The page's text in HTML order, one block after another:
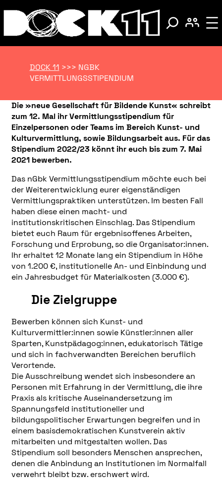
DOCK 11 >>> NGBK
VERMITTLUNGSSTIPENDIUM
Die »neue Gesellschaft für Bildende Kunst« schreibt
zum 12. Mal ihr Vermittlungsstipendium für
Einzelpersonen oder Teams im Bereich Kunst- und
Kulturvermittlung, sowie Bildungsarbeit aus. Für das
Stipendium 2022/23 könnt ihr euch bis zum 7. Mai
2021 bewerben.
Das nGbk Vermittlungsstipendium möchte euch bei
der Weiterentwicklung eurer eigenständigen
Vermittlungspraktiken unterstützen. Im besten Fall
haben diese einen macht- und
institutionskritischen Einschlag. Das Stipendium
bietet euch Raum für ergebnisoffenes Arbeiten,
Forschung und Erprobung, so die Organisator:innen.
Ihr erhaltet 12 Monate lang ein Stipendium in Höhe
von 1.200 €, institutionelle An- und Einbindung und
ein Jahresbudget für Materialkosten (3.000 €).
Die Zielgruppe
Bewerben können sich Kunst- und
Kulturvermittler:innen sowie Künstler:innen aller
Sparten, Kunstpädagog:innen, edukatorisch Tätige
und sich in fachverwandten Bereichen beruflich
Verortende.
Die Ausschreibung wendet sich insbesondere an
Personen mit Erfahrung in der Vermittlung, die ihre
Praxis als kritische Auseinandersetzung im
Spannungsfeld institutioneller und
bildungspolitischer Erwartungen begreifen und in
einem basisdemokratischen Kunstverein aktiv
mitarbeiten und mitgestalten wollen. Das
Stipendium soll besonders Menschen ansprechen,
denen die Anbindung an Institutionen im Normalfall
verwehrt bleibt bzw. erschwert wird.